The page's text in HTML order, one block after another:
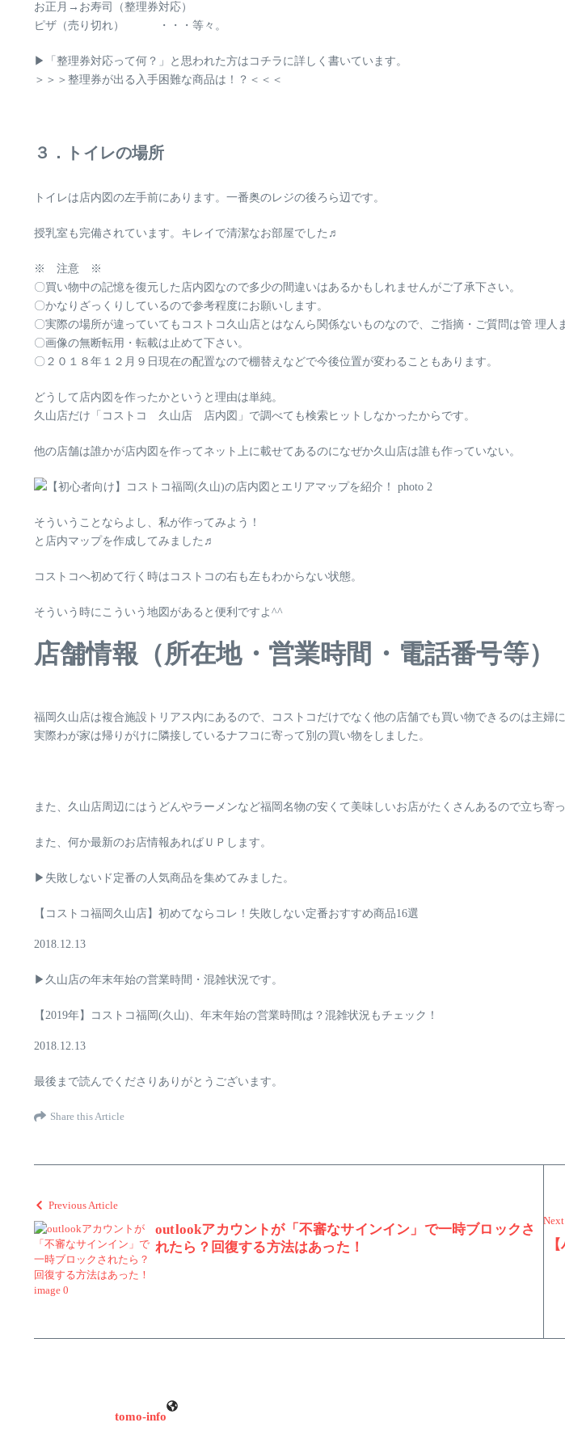
お正月→お寿司（整理券対応）
ピザ（売り切れ） ・・・等々。
▶「整理券対応って何？」と思われた方はコチラに詳しく書いています。
＞＞＞整理券が出る入手困難な商品は！？＜＜＜
３．トイレの場所
トイレは店内図の左手前にあります。一番奥のレジの後ろら辺です。
授乳室も完備されています。キレイで清潔なお部屋でした♬
※ 注意 ※
〇買い物中の記憶を復元した店内図なので多少の間違いはあるかもしれませんがご了承下さい。
〇かなりざっくりしているので参考程度にお願いします。
〇実際の場所が違っていてもコストコ久山店とはなんら関係ないものなので、ご指摘・ご質問は管 理人
〇画像の無断転用・転載は止めて下さい。
〇２０１８年１２月９日現在の配置なので棚替えなどで今後位置が変わることもあります。
どうして店内図を作ったかというと理由は単純。
久山店だけ 「コストコ 久山店 店内図」 で調べても検索ヒットしなかったからです。
他の店舗は誰かが店内図を作ってネット上に載せてあるのになぜか久山店は誰も作っていない。
そういうことならよし、私が作ってみよう！
と店内マップを作成してみました♬
コストコへ初めて行く時はコストコの右も左もわからない状態。
そういう時にこういう地図があると便利ですよ^^
店舗情報（所在地・営業時間・電話番号等）
福岡久山店は複合施設トリアス内にあるので、コストコだけでなく他の店舗でも買い物できるのは主婦
実際わが家は帰りがけに隣接しているナフコに寄って別の買い物をしました。
また、久山店周辺にはうどんやラーメンなど福岡名物の安くて美味しいお店がたくさんあるので立ち寄
また、何か最新のお店情報あればＵＰします。
▶失敗しないド定番の人気商品を集めてみました。
【コストコ福岡久山店】初めてならコレ！失敗しない定番おすすめ商品16選
2018.12.13
▶久山店の年末年始の営業時間・混雑状況です。
【2019年】コストコ福岡(久山)、年末年始の営業時間は？混雑状況もチェック！
2018.12.13
最後まで読んでくださりありがとうございます。
Share this Article
Previous Article
outlookアカウントが「不審なサインイン」で一時ブロックさ
れたら？回復する方法はあった！
tomo-info